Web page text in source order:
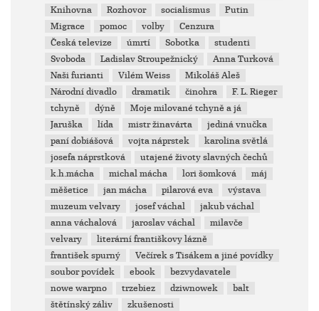
Knihovna
Rozhovor socialismus
Putin
Migrace
pomoc volby
Cenzura
Česká televize
úmrtí Sobotka
studenti
Svoboda
Ladislav Stroupežnický
Anna Turková
Naši furianti
Vilém Weiss
Mikoláš Aleš
Národní divadlo
dramatik činohra
F. L. Rieger
tchyně
dýně
Moje milované tchyně a já
Jaruška
lída mistr žinavárta
jediná vnučka
paní dobiášová
vojta náprstek
karolina světlá
josefa náprstková
utajené životy slavných čechů
k.h.mácha
michal mácha lori šomková
máj
měšetice
jan mácha pilarová eva
výstava
muzeum velvary
josef váchal
jakub váchal
anna váchalová
jaroslav váchal
milavče
velvary
literární františkovy lázně
františek spurný
Večírek s Tisákem a jiné povídky
soubor povídek
ebook
bezvydavatele
nowe warpno
trzebiez dziwnowek
balt
štětínský záliv
zkušenosti